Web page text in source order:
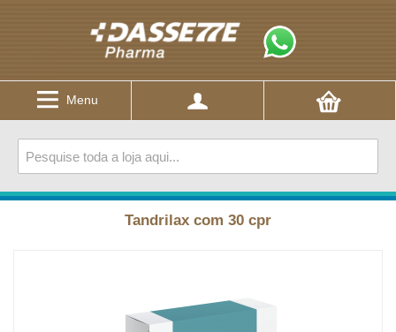
Menu
Tandrilax com 30 cpr